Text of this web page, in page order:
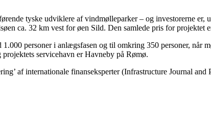
tyske udviklere af vindmølleparker – og investorerne er,
ca. 32 km vest for øen Sild. Den samlede pris for projektet
personer i anlægsfasen og til omkring 350 personer, når
servicehavn er Havneby på Rømø.
af internationale finanseksperter (Infrastructure Journal and